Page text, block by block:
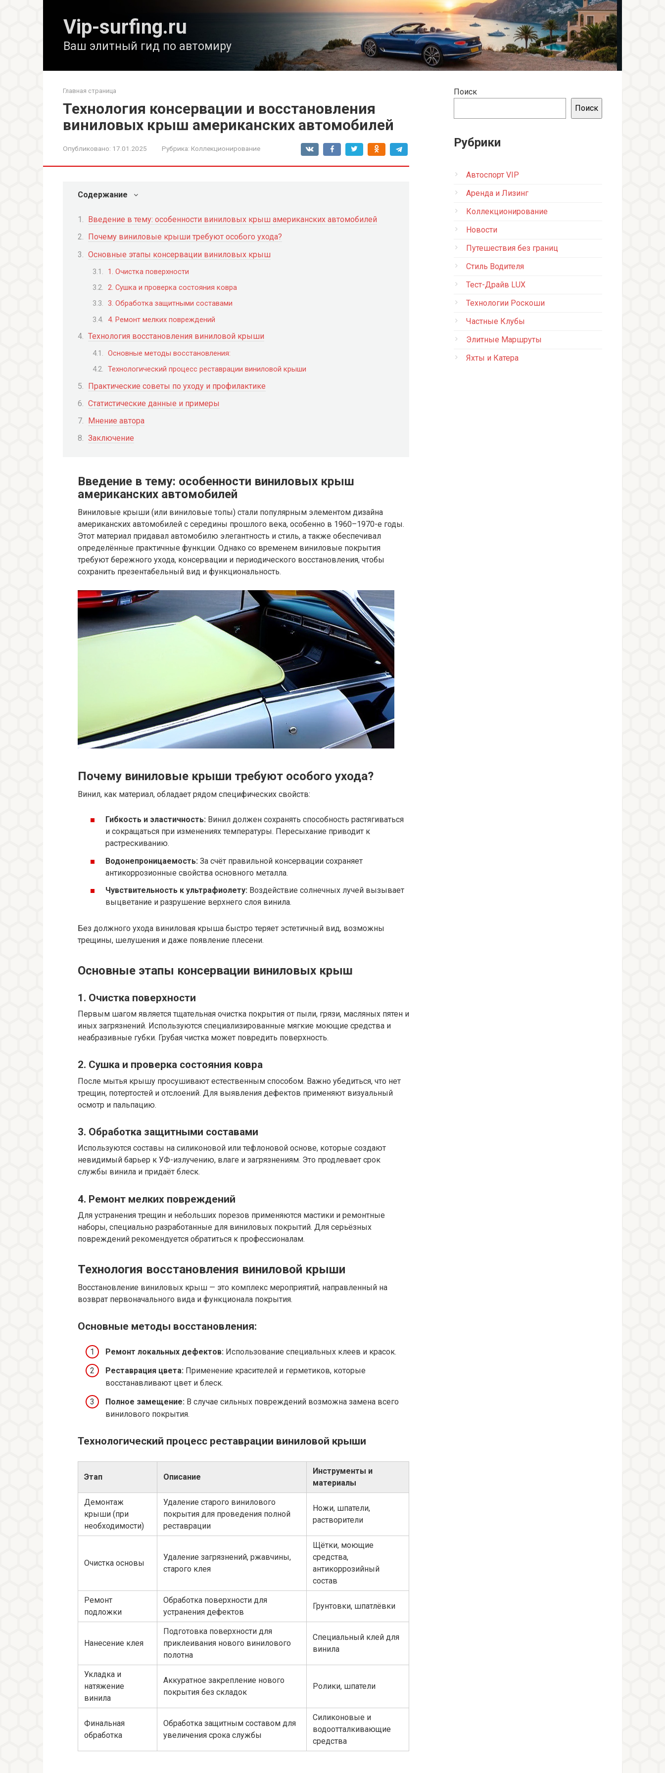
Vip-surfing.ru
Ваш элитный гид по автомиру
Главная страница
Технология консервации и восстановления
виниловых крыш американских автомобилей
Опубликовано: 17.01.2025 Рубрика: Коллекционирование
Содержание
Введение в тему: особенности виниловых крыш американских автомобилей
Почему виниловые крыши требуют особого ухода?
Основные этапы консервации виниловых крыш
1. Очистка поверхности
2. Сушка и проверка состояния ковра
3. Обработка защитными составами
4. Ремонт мелких повреждений
Технология восстановления виниловой крыши
Основные методы восстановления:
Технологический процесс реставрации виниловой крыши
Практические советы по уходу и профилактике
Статистические данные и примеры
Мнение автора
Заключение
Введение в тему: особенности виниловых крыш
американских автомобилей
Виниловые крыши (или виниловые топы) стали популярным элементом дизайна
американских автомобилей с середины прошлого века, особенно в 1960–1970-е годы.
Этот материал придавал автомобилю элегантность и стиль, а также обеспечивал
определённые практичные функции. Однако со временем виниловые покрытия
требуют бережного ухода, консервации и периодического восстановления, чтобы
сохранить презентабельный вид и функциональность.
Почему виниловые крыши требуют особого ухода?
Винил, как материал, обладает рядом специфических свойств:
Гибкость и эластичность: Винил должен сохранять способность растягиваться
и сокращаться при изменениях температуры. Пересыхание приводит к
растрескиванию.
Водонепроницаемость: За счёт правильной консервации сохраняет
антикоррозионные свойства основного металла.
Чувствительность к ультрафиолету: Воздействие солнечных лучей вызывает
выцветание и разрушение верхнего слоя винила.
Без должного ухода виниловая крыша быстро теряет эстетичный вид, возможны
трещины, шелушения и даже появление плесени.
Основные этапы консервации виниловых крыш
1. Очистка поверхности
Первым шагом является тщательная очистка покрытия от пыли, грязи, масляных пятен и
иных загрязнений. Используются специализированные мягкие моющие средства и
неабразивные губки. Грубая чистка может повредить поверхность.
2. Сушка и проверка состояния ковра
После мытья крышу просушивают естественным способом. Важно убедиться, что нет
трещин, потертостей и отслоений. Для выявления дефектов применяют визуальный
осмотр и пальпацию.
3. Обработка защитными составами
Используются составы на силиконовой или тефлоновой основе, которые создают
невидимый барьер к УФ-излучению, влаге и загрязнениям. Это продлевает срок
службы винила и придаёт блеск.
4. Ремонт мелких повреждений
Для устранения трещин и небольших порезов применяются мастики и ремонтные
наборы, специально разработанные для виниловых покрытий. Для серьёзных
повреждений рекомендуется обратиться к профессионалам.
Технология восстановления виниловой крыши
Восстановление виниловых крыш — это комплекс мероприятий, направленный на
возврат первоначального вида и функционала покрытия.
Основные методы восстановления:
Ремонт локальных дефектов: Использование специальных клеев и красок.
Реставрация цвета: Применение красителей и герметиков, которые
восстанавливают цвет и блеск.
Полное замещение: В случае сильных повреждений возможна замена всего
винилового покрытия.
Технологический процесс реставрации виниловой крыши
Этап Описание
Инструменты и
материалы
Демонтаж
крыши (при
необходимости)
Удаление старого винилового
покрытия для проведения полной
реставрации
Ножи, шпатели,
растворители
Очистка основы
Удаление загрязнений, ржавчины,
старого клея
Щётки, моющие
средства,
антикоррозийный
состав
Ремонт
подложки
Обработка поверхности для
устранения дефектов
Грунтовки, шпатлёвки
Нанесение клея
Подготовка поверхности для
приклеивания нового винилового
полотна
Специальный клей для
винила
Укладка и
натяжение
винила
Аккуратное закрепление нового
покрытия без складок
Ролики, шпатели
Финальная
обработка
Обработка защитным составом для
увеличения срока службы
Силиконовые и
водоотталкивающие
средства
Поиск
Поиск
Рубрики
Автоспорт VIP
Аренда и Лизинг
Коллекционирование
Новости
Путешествия без границ
Стиль Водителя
Тест-Драйв LUX
Технологии Роскоши
Частные Клубы
Элитные Маршруты
Яхты и Катера